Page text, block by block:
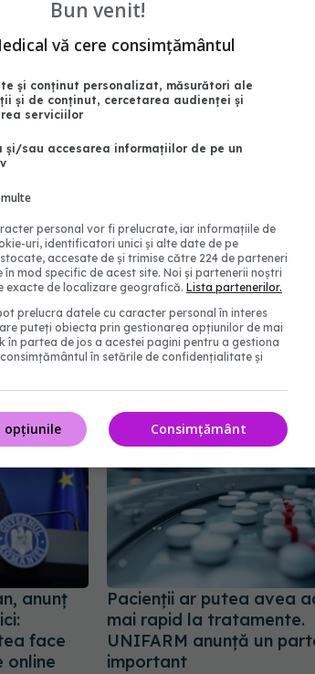
ei
Cseke Attila, anunț de
31 iul 2026, 10:31
anunț
face
online
Pacienții ar putea avea
mai rapid la tratamente.
UNIFARM anunță un
important
Bun venit!
vă cere consimțământul
și conținut personalizat, măsurători ale
și de conținut, cercetarea audienței și
serviciilor
și/sau accesarea informațiilor de pe un
personal vor fi prelucrate, iar informațiile de
uri, identificatori unici și alte date de pe
accesate de și trimise către 224 de parteneri
mod specific de acest site. Noi și partenerii noștri
exacte de localizare geografică. Lista partenerilor.
prelucra datele cu caracter personal în interes
puteți obiecta prin gestionarea opțiunilor de mai
în partea de jos a acestei pagini pentru a gestiona
în setările de confidențialitate și
Consimțământ
opțiunile